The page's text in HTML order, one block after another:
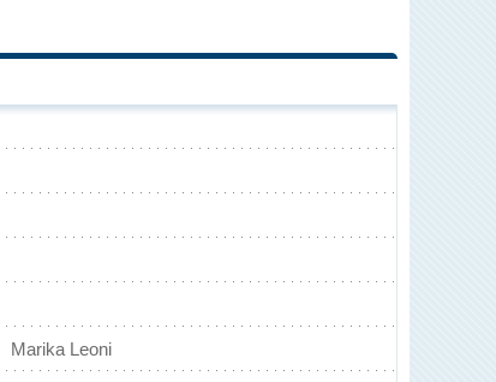
Marika Leoni